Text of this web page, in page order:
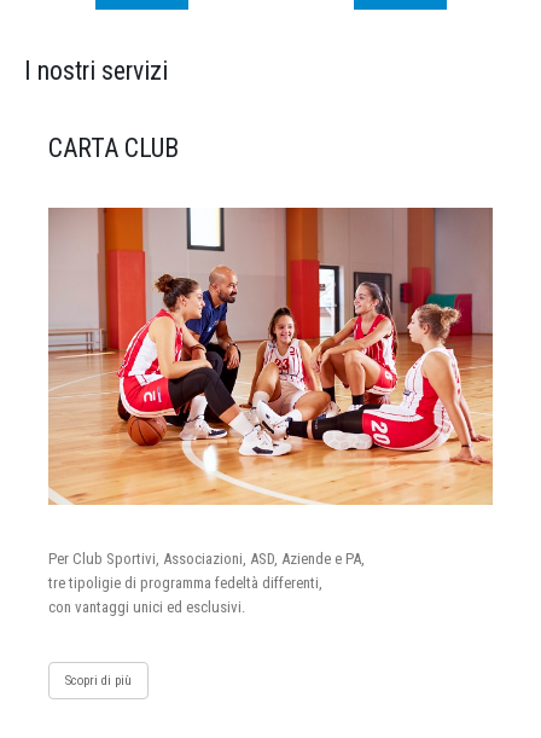
I nostri servizi
CARTA CLUB
Per Club Sportivi, Associazioni, ASD, Aziende e PA,
tre tipoligie di programma fedeltà differenti,
con vantaggi unici ed esclusivi.
Scopri di più